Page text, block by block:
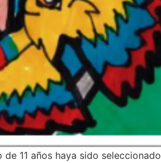
11 años haya sido seleccionado